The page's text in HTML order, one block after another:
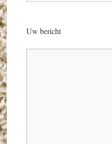
Uw bericht